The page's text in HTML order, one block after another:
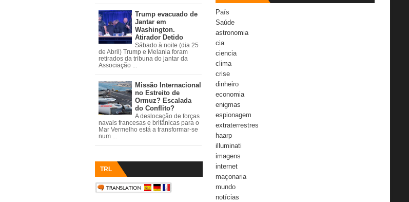
Trump evacuado de
Jantar em
Washington.
Atirador Detido
Sábado à noite (dia 25
de Abril) Trump e Melania foram
retirados da tribuna do jantar da
Associação ...
Missão Internacional
no Estreito de
Ormuz? Escalada
do Conflito?
A deslocação de forças
navais francesas e britânicas para o
Mar Vermelho está a transformar-se
num ...
TRL
País
Saúde
astronomia
cia
ciencia
clima
crise
dinheiro
economia
enigmas
espionagem
extraterrestres
haarp
illuminati
imagens
internet
maçonaria
mundo
notícias